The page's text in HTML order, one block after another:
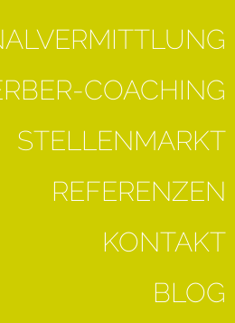
COACHING
STELLENMARKT
REFERENZEN
KONTAKT
BLOG